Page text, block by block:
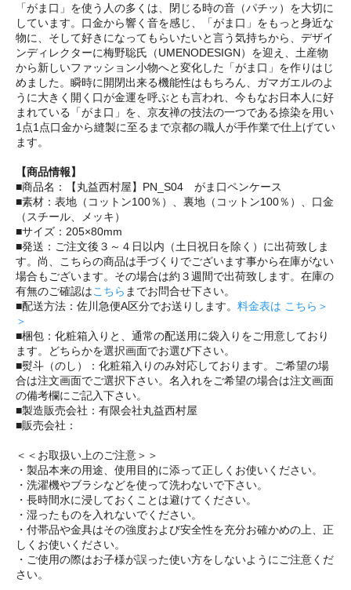
「がま口」を使う人の多くは、閉じる時の音（パチッ）を大切に
しています。口金から響く音を感じ、「がま口」をもっと身近な
物に、そして好きになってもらいたいと言う気持ちから、デザイ
ンディレクターに梅野聡氏（UMENODESIGN）を迎え、土産物
から新しいファッション小物へと変化した「がま口」を作りはじ
めました。瞬時に開閉出来る機能性はもちろん、ガマガエルのよ
うに大きく開く口が金運を呼ぶとも言われ、今もなお日本人に好
まれている「がま口」を、京友禅の技法の一つである捺染を用い
1点1点口金から縫製に至るまで京都の職人が手作業で仕上げてい
ます。
【商品情報】
■商品名：【丸益西村屋】PN_S04 がま口ペンケース
■素材：表地（コットン100％）、裏地（コットン100％）、口金
（スチール、メッキ）
■サイズ：205×80mm
■発送：ご注文後３～４日以内（土日祝日を除く）に出荷致しま
す。尚、こちらの商品は手づくりでございます事から在庫がない
場合もございます。その場合は約３週間で出荷致します。在庫の
有無のご確認はこちら までお問合せ下さい。
■配送方法：佐川急便A区分でお送りします。 料金表は こちら＞
＞
■梱包：化粧箱入りと、通常の配送用に袋入りをご用意しており
ます。どちらかを選択画面でお選び下さい。
■熨斗（のし）：化粧箱入りのみ対応しております。ご希望の場
合は注文画面でご選択下さい。名入れをご希望の場合は注文画面
の備考欄にご記入下さい。
■製造販売会社：有限会社丸益西村屋
■販売会社：
＜＜お取扱い上のご注意＞＞
・製品本来の用途、使用目的に添って正しくお使いください。
・洗濯機やブラシなどを使って洗わないで下さい。
・長時間水に浸しておくことは避けてください。
・湿ったものを入れないでください。
・付帯品や金具はその強度および安全性を充分お確かめの上、正
しくお使いください。
・ご使用の際はお子様が誤った使い方をしないようにご注意くだ
さい。